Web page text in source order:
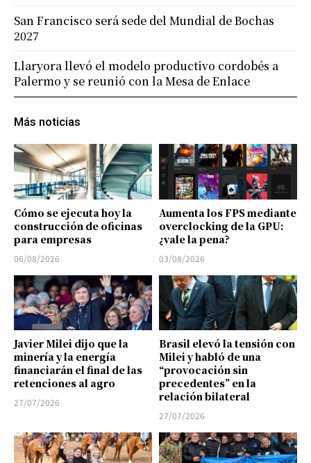
Más noticias
Cómo se ejecuta hoy la
construcción de oficinas
para empresas
06/08/2026
Aumenta los FPS mediante
overclocking de la GPU:
¿vale la pena?
03/08/2026
Javier Milei dijo que la
minería y la energía
financiarán el final de las
retenciones al agro
27/07/2026
Brasil elevó la tensión con
Milei y habló de una
“provocación sin
precedentes” en la
relación bilateral
27/07/2026
San Francisco será sede del Mundial de Bochas
2027
Llaryora llevó el modelo productivo cordobés a
Palermo y se reunió con la Mesa de Enlace